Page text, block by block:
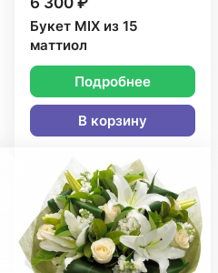
Букет MIX из 15
маттиол
Подробнее
В корзину